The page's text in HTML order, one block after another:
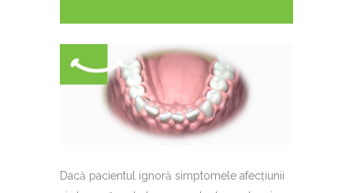
Dacă pacientul ignoră simptomele afecțiunii